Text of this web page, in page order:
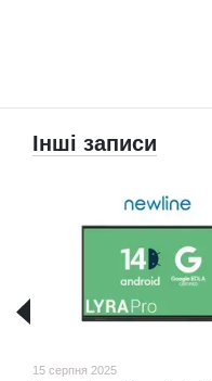
Інші записи
15 серпня 2025